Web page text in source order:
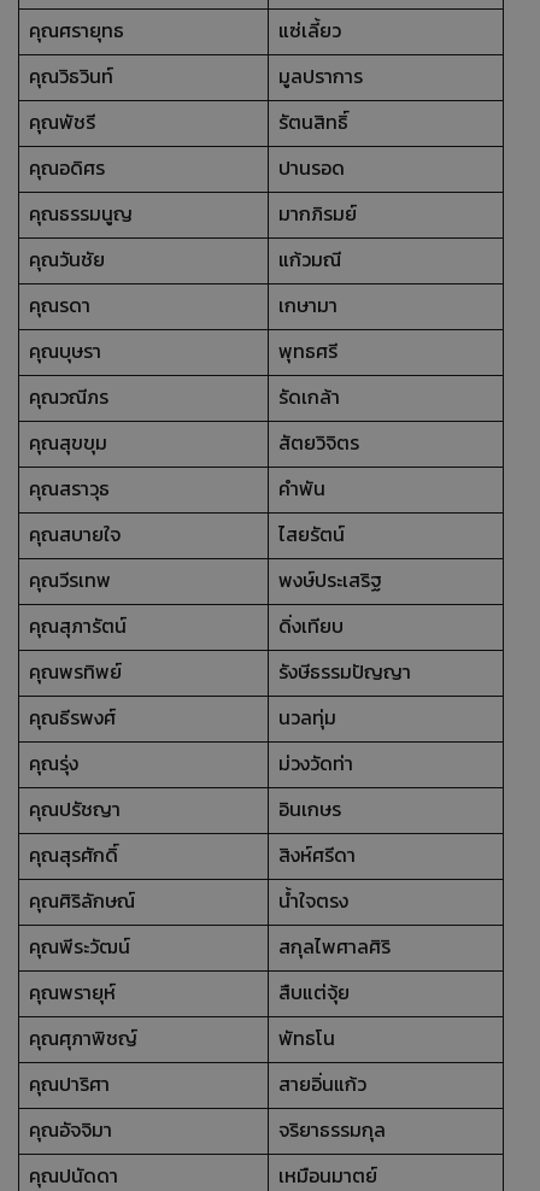
คุณศรายุทธ แซ่เลี้ยว
คุณวิธวินท์ มูลปราการ
คุณพัชรี รัตนสิทธิ์
คุณอดิศร ปานรอด
คุณธรรมนูญ มากภิรมย์
คุณวันชัย แก้วมณี
คุณรดา เกษามา
คุณบุษรา พุทธศรี
คุณวณีภร รัดเกล้า
คุณสุขขุม สัตยวิจิตร
คุณสราวุธ คำพัน
คุณสบายใจ ไสยรัตน์
คุณวีรเทพ พงษ์ประเสริฐ
คุณสุภารัตน์ ดิ่งเทียบ
คุณพรทิพย์ รังษีธรรมปัญญา
คุณธีรพงศ์ นวลทุ่ม
คุณรุ่ง ม่วงวัดท่า
คุณปรัชญา อินเกษร
คุณสุรศักดิ์ สิงห์ศรีดา
คุณศิริลักษณ์ น้ำใจตรง
คุณพีระวัฒน์ สกุลไพศาลศิริ
คุณพรายุห์ สืบแต่จุ้ย
คุณศุภาพิชญ์ พัทธโน
คุณปาริศา สายอิ่นแก้ว
คุณอัจจิมา จริยาธรรมกุล
คุณปนัดดา เหมือนมาตย์